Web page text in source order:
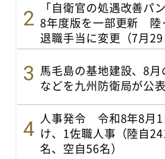
「自衛官の処遇改善パ
8年度版を一部更新 陸
退職手当に変更（7月29
馬毛島の基地建設、8
などを九州防衛局が公
人事発令 令和8年8月1
け、1佐職人事（陸自
名、空自56名）